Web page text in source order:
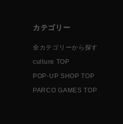
カテゴリー
全カテゴリーから探す
culture TOP
POP-UP SHOP TOP
PARCO GAMES TOP